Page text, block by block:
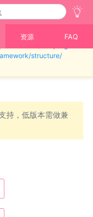
资源 FAQ
structure/
持，低版本需做兼